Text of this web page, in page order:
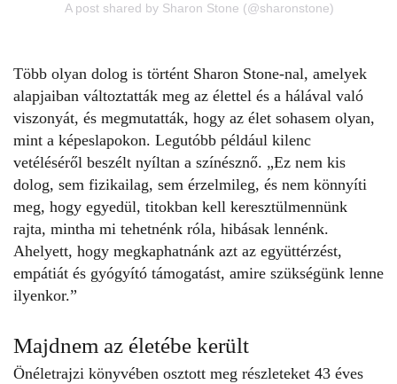
A post shared by Sharon Stone (@sharonstone)
Több olyan dolog is történt Sharon Stone-nal, amelyek
alapjaiban változtatták meg az élettel és a hálával való
viszonyát, és megmutatták, hogy az élet sohasem olyan,
mint a képeslapokon. Legutóbb például kilenc
vetéléséről beszélt nyíltan a színésznő. „Ez nem kis
dolog, sem fizikailag, sem érzelmileg, és nem könnyíti
meg, hogy egyedül, titokban kell keresztülmennünk
rajta, mintha mi tehetnénk róla, hibásak lennénk.
Ahelyett, hogy megkaphatnánk azt az együttérzést,
empátiát és gyógyító támogatást, amire szükségünk lenne
ilyenkor.”
Majdnem az életébe került
Önéletrajzi könyvében osztott meg részleteket 43 éves